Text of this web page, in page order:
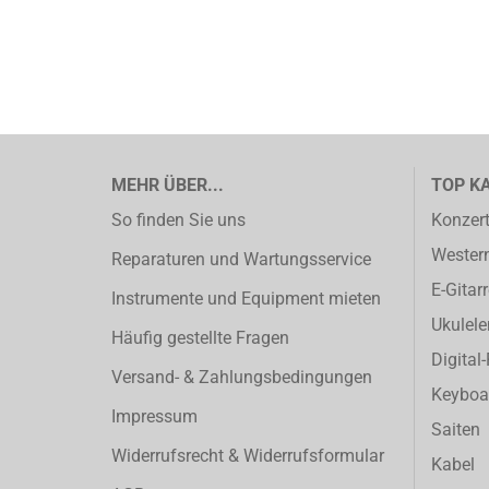
MEHR ÜBER...
So finden Sie uns
Reparaturen und Wartungsservice
Instrumente und Equipment mieten
Häufig gestellte Fragen
Versand- & Zahlungsbedingungen
Impressum
Widerrufsrecht & Widerrufsformular
TOP
E-
Saiten
Kabel